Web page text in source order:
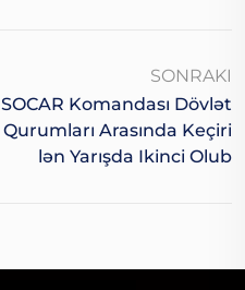
SONRAKI
SOCAR Komandası Dövlət
Qurumları Arasında Keçiri
Lən Yarışda Ikinci Olub